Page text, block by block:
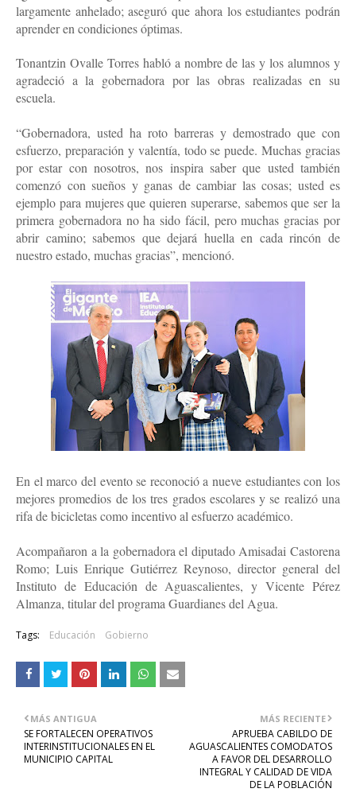
largamente anhelado; aseguró que ahora los estudiantes podrán
aprender en condiciones óptimas.
Tonantzin Ovalle Torres habló a nombre de las y los alumnos y
agradeció a la gobernadora por las obras realizadas en su
escuela.
“Gobernadora, usted ha roto barreras y demostrado que con
esfuerzo, preparación y valentía, todo se puede. Muchas gracias
por estar con nosotros, nos inspira saber que usted también
comenzó con sueños y ganas de cambiar las cosas; usted es
ejemplo para mujeres que quieren superarse, sabemos que ser la
primera gobernadora no ha sido fácil, pero muchas gracias por
abrir camino; sabemos que dejará huella en cada rincón de
nuestro estado, muchas gracias”, mencionó.
En el marco del evento se reconoció a nueve estudiantes con los
mejores promedios de los tres grados escolares y se realizó una
rifa de bicicletas como incentivo al esfuerzo académico.
Acompañaron a la gobernadora el diputado Amisadai Castorena
Romo; Luis Enrique Gutiérrez Reynoso, director general del
Instituto de Educación de Aguascalientes, y Vicente Pérez
Almanza, titular del programa Guardianes del Agua.
Tags: Educación Gobierno
MÁS RECIENTE
APRUEBA CABILDO DE
AGUASCALIENTES COMODATOS
A FAVOR DEL DESARROLLO
INTEGRAL Y CALIDAD DE VIDA
DE LA POBLACIÓN
MÁS ANTIGUA
SE FORTALECEN OPERATIVOS
INTERINSTITUCIONALES EN EL
MUNICIPIO CAPITAL